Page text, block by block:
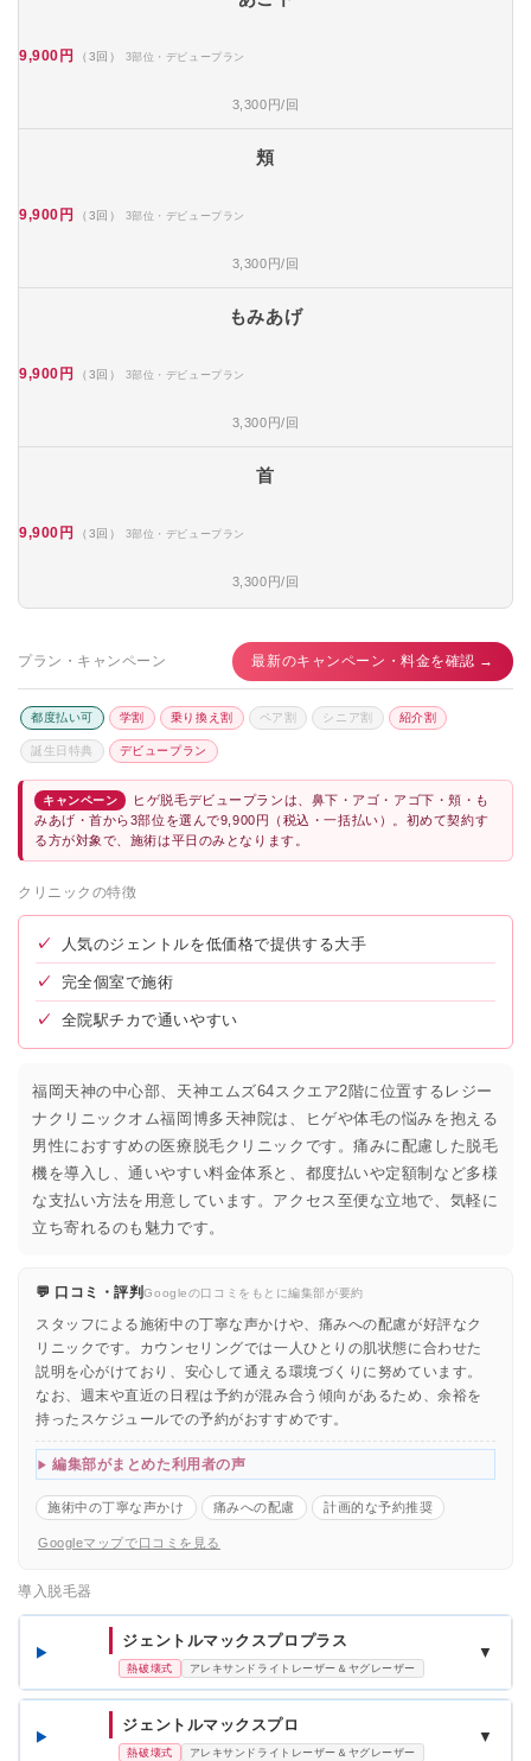
9,900円 （3回） 3部位・デビュープラン
3,300円/回
頬
9,900円 （3回） 3部位・デビュープラン
3,300円/回
もみあげ
9,900円 （3回） 3部位・デビュープラン
3,300円/回
首
9,900円 （3回） 3部位・デビュープラン
3,300円/回
プラン・キャンペーン 最新のキャンペーン・料金を確認 →
都度払い可 学割 乗り換え割 ペア割 シニア割 紹介割
誕生日特典 デビュープラン
キャンペーン
ヒゲ脱毛デビュープランは、鼻下・アゴ・アゴ下・頬・も
みあげ・首から3部位を選んで9,900円（税込・一括払い）。初めて契約す
る方が対象で、施術は平日のみとなります。
クリニックの特徴
✓ 人気のジェントルを低価格で提供する大手
✓ 完全個室で施術
✓ 全院駅チカで通いやすい
福岡天神の中心部、天神エムズ64スクエア2階に位置するレジー
ナクリニックオム福岡博多天神院は、ヒゲや体毛の悩みを抱える
男性におすすめの医療脱毛クリニックです。痛みに配慮した脱毛
機を導入し、通いやすい料金体系と、都度払いや定額制など多様
な支払い方法を用意しています。アクセス至便な立地で、気軽に
立ち寄れるのも魅力です。
💬 口コミ・評判Googleの口コミをもとに編集部が要約
スタッフによる施術中の丁寧な声かけや、痛みへの配慮が好評なク
リニックです。カウンセリングでは一人ひとりの肌状態に合わせた
説明を心がけており、安心して通える環境づくりに努めています。
なお、週末や直近の日程は予約が混み合う傾向があるため、余裕を
持ったスケジュールでの予約がおすすめです。
編集部がまとめた利用者の声
施術中の丁寧な声かけ 痛みへの配慮 計画的な予約推奨
Googleマップで口コミを見る
導入脱毛器
ジェントルマックスプロプラス
熱破壊式 アレキサンドライトレーザー＆ヤグレーザー
▼
ジェントルマックスプロ
熱破壊式 アレキサンドライトレーザー＆ヤグレーザー
▼